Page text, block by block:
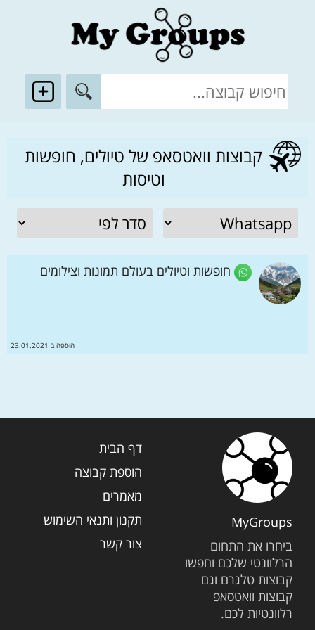
קבוצות וואטסאפ של טיולים, חופשות
וטיסות
חופשות וטיולים בעולם תמונות וצילומים
הוספה ב 23.01.2021
MyGroups
ביחרו את התחום
הרלוונטי שלכם וחפשו
קבוצות טלגרם וגם
קבוצות וואטסאפ
רלוונטיות לכם.
דף הבית
הוספת קבוצה
מאמרים
תקנון ותנאי השימוש
צור קשר